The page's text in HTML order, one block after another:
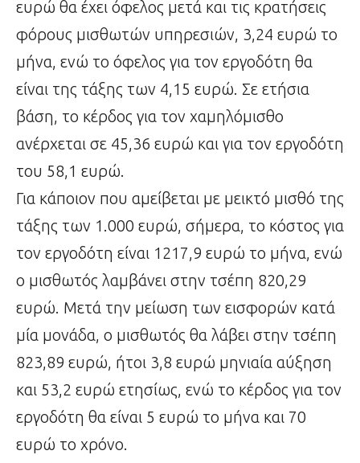
ευρώ θα έχει όφελος μετά και τις κρατήσεις
φόρους μισθωτών υπηρεσιών, 3,24 ευρώ το
μήνα, ενώ το όφελος για τον εργοδότη θα
είναι της τάξης των 4,15 ευρώ. Σε ετήσια
βάση, το κέρδος για τον χαμηλόμισθο
ανέρχεται σε 45,36 ευρώ και για τον εργοδότη
του 58,1 ευρώ.
Για κάποιον που αμείβεται με μεικτό μισθό της
τάξης των 1.000 ευρώ, σήμερα, το κόστος για
τον εργοδότη είναι 1217,9 ευρώ το μήνα, ενώ
ο μισθωτός λαμβάνει στην τσέπη 820,29
ευρώ. Μετά την μείωση των εισφορών κατά
μία μονάδα, ο μισθωτός θα λάβει στην τσέπη
823,89 ευρώ, ήτοι 3,8 ευρώ μηνιαία αύξηση
και 53,2 ευρώ ετησίως, ενώ το κέρδος για τον
εργοδότη θα είναι 5 ευρώ το μήνα και 70
ευρώ το χρόνο.